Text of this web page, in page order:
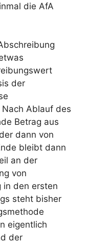
die AfA
der
Ablauf des
Betrag aus
dann von
bleibt dann
an der
von
in den ersten
steht bisher
eigentlich
der